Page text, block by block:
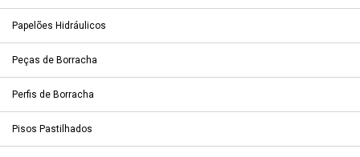
Papelões Hidráulicos
Peças de Borracha
Perfis de Borracha
Pisos Pastilhados